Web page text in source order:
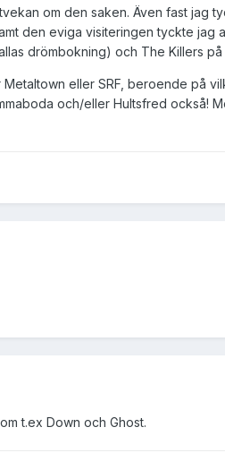
om den saken. Även fast jag
den eviga visiteringen tyckte jag
drömbokning) och The Killers på
eller SRF, beroende på
och/eller Hultsfred också!
t.ex Down och Ghost.